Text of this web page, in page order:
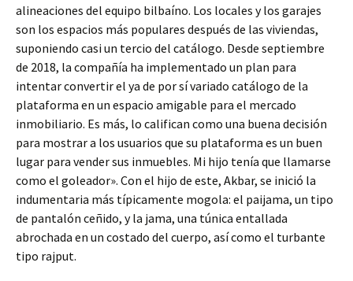
alineaciones del equipo bilbaíno. Los locales y los garajes
son los espacios más populares después de las viviendas,
suponiendo casi un tercio del catálogo. Desde septiembre
de 2018, la compañía ha implementado un plan para
intentar convertir el ya de por sí variado catálogo de la
plataforma en un espacio amigable para el mercado
inmobiliario. Es más, lo califican como una buena decisión
para mostrar a los usuarios que su plataforma es un buen
lugar para vender sus inmuebles. Mi hijo tenía que llamarse
como el goleador». Con el hijo de este, Akbar, se inició la
indumentaria más típicamente mogola: el paijama, un tipo
de pantalón ceñido, y la jama, una túnica entallada
abrochada en un costado del cuerpo, así como el turbante
tipo rajput.